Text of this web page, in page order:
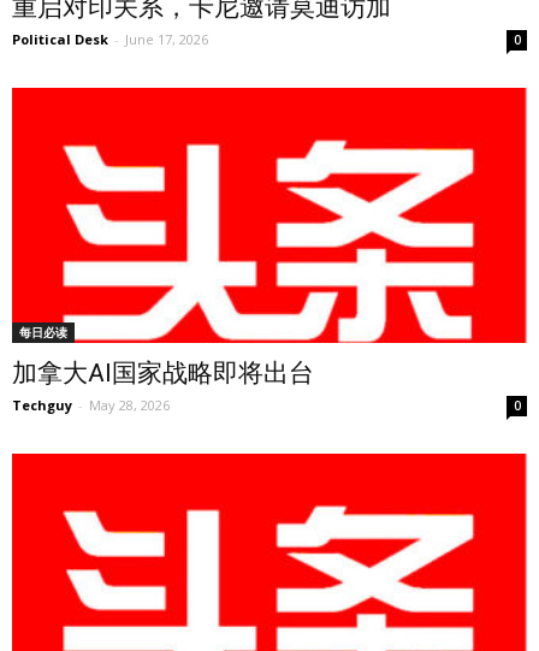
重启对印关系，卡尼邀请莫迪访加
Political Desk - June 17, 2026 0
每日必读
加拿大AI国家战略即将出台
Techguy - May 28, 2026 0